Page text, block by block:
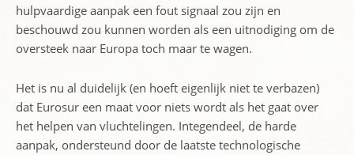
hulpvaardige aanpak een fout signaal zou zijn en
beschouwd zou kunnen worden als een uitnodiging om de
oversteek naar Europa toch maar te wagen.
Het is nu al duidelijk (en hoeft eigenlijk niet te verbazen)
dat Eurosur een maat voor niets wordt als het gaat over
het helpen van vluchtelingen. Integendeel, de harde
aanpak, ondersteund door de laatste technologische